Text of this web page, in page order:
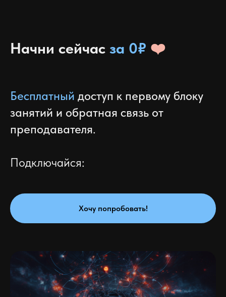
Начни сейчас за 0₽ ❤️
Бесплатный доступ к первому блоку
занятий и обратная связь от
преподавателя.
Подключайся:
Хочу попробовать!